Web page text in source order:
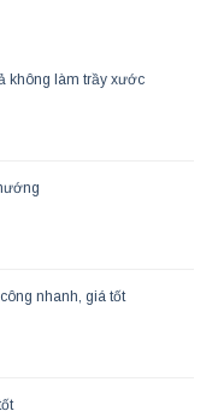
không làm trầy xước
nhanh, giá tốt